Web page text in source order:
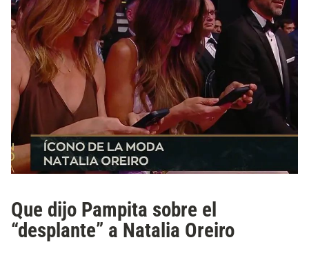
Que dijo Pampita sobre el
“desplante” a Natalia Oreiro